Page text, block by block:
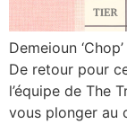
Demeioun
De retour pour
l’équipe de The
vous plonger au